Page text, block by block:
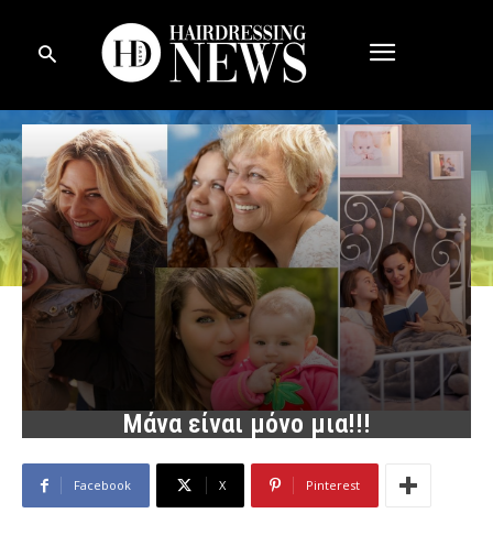
Μάνα είναι μόνο μια!!!
Facebook X Pinterest